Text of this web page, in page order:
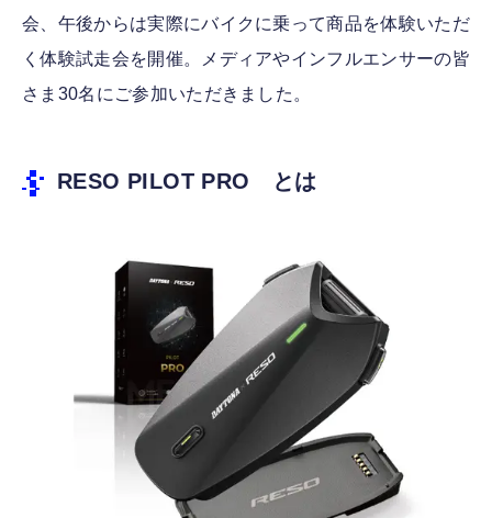
会、午後からは実際にバイクに乗って商品を体験いただ
く体験試走会を開催。メディアやインフルエンサーの皆
さま30名にご参加いただきました。
RESO PILOT PRO とは